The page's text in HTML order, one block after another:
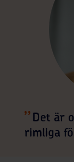
Det är
rimliga